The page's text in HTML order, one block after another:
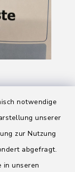
notwendige
unserer
zur Nutzung
abgefragt.
in unseren